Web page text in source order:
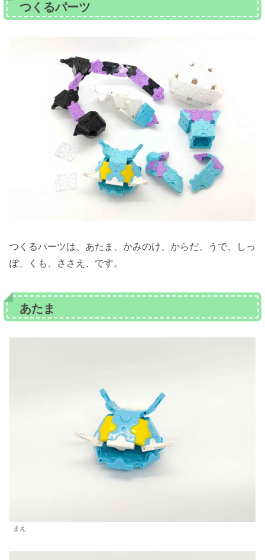
つくるパーツ
つくるパーツは、あたま、かみのけ、からだ、うで、しっ
ぽ、くも、ささえ、です。
あたま
まえ